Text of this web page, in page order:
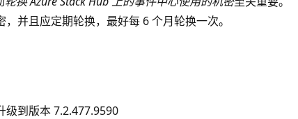
并且应定期轮换，最好每 6 个月轮换一次。
级到版本 7.2.477.9590